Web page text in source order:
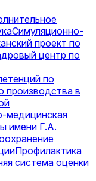
Симуляционно-
проект по
центр по
по
производства в
медицинская
имени Г.А.
Профилактика
система оценки